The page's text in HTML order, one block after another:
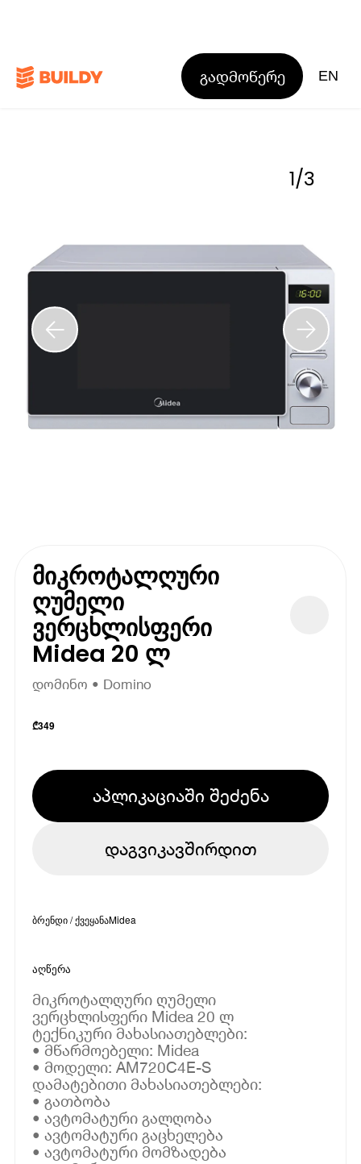
გადმოწერე EN
1/3
მიკროტალღური
ღუმელი
ვერცხლისფერი
Midea 20 ლ
დომინო • Domino
₾349
აპლიკაციაში შეძენა
დაგვიკავშირდით
ბრენდი / ქვეყანაMidea
აღწერა
მიკროტალღური ღუმელი
ვერცხლისფერი Midea 20 ლ
ტექნიკური მახასიათებლები:
• მწარმოებელი: Midea
• მოდელი: AM720C4E-S
დამატებითი მახასიათებლები:
• გათბობა
• ავტომატური გალღობა
• ავტომატური გაცხელება
• ავტომატური მომზადება